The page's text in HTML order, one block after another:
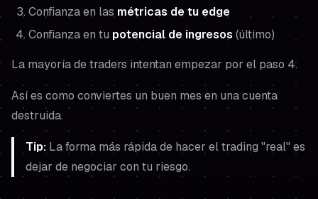
Confianza en las métricas de tu edge
Confianza en tu potencial de ingresos (último)
La mayoría de traders intentan empezar por el paso 4.
Así es como conviertes un buen mes en una cuenta
destruida.
Tip: La forma más rápida de hacer el trading "real" es
dejar de negociar con tu riesgo.